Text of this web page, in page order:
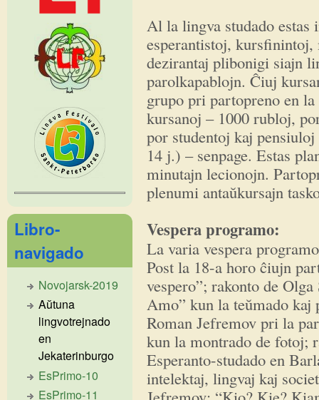
Al la lingva studado estas
esperantistoj,
dezirantaj plibonigi siajn
parolkapablojn. Ĉiuj
grupo pri partopreno en
kursanoj – 1000 rubloj,
por studentoj kaj
14 j.) – senpage. Estas
minutajn lecionojn.
plenumi antaŭkursajn
Vespera programo:
La varia vespera
Post la 18-a horo ĉiujn
vespero”; rakonto de
Amo” kun la teŭmado
Roman Jefremov pri la
kun la montrado de fotoj;
Esperanto-studado en
intelektaj, lingvaj kaj
Libro-
navigado
Novojarsk-2019
Aŭtuna
lingvotrejnado
en
Jekaterinburgo
EsPrimo-10
EsPrimo-11